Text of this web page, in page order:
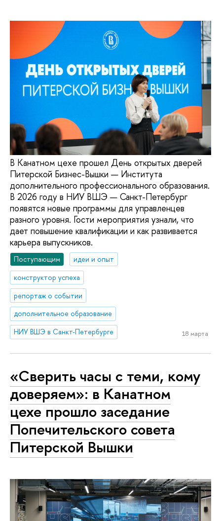
В Канатном цехе прошел День открытых дверей
Питерской Бизнес-Вышки — Института
дополнительного профессионального образования.
В 2026 году в НИУ ВШЭ — Санкт-Петербург
появятся новые программы для управленцев
разного уровня. Гости мероприятия узнали, что
дает повышение квалификации и как развивается
карьера выпускников.
Поступающим
идеи и опыт
конструктор успеха
репортаж о событии
дополнительное образование
НИУ ВШЭ в Санкт-Петербурге
18 марта
«Сверить часы с теми, кому
доверяем»: в Канатном
цехе прошло заседание
Попечительского совета
Питерской Вышки